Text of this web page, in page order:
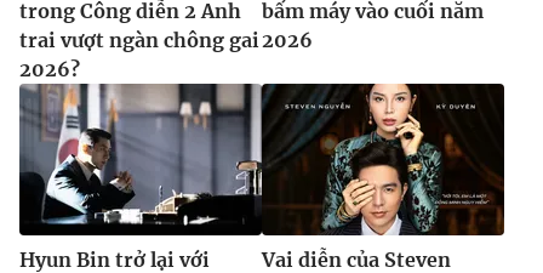
trong Công diễn 2 Anh
trai vượt ngàn chông gai
2026?
bấm máy vào cuối năm
2026
Hyun Bin trở lại với
Vai diễn của Steven